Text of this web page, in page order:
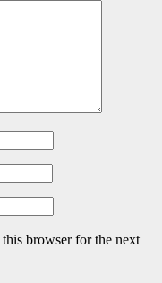
browser for the next